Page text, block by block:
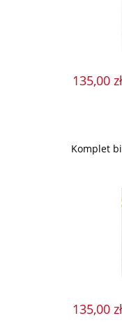
135,00 zł
Komplet
135,00 zł